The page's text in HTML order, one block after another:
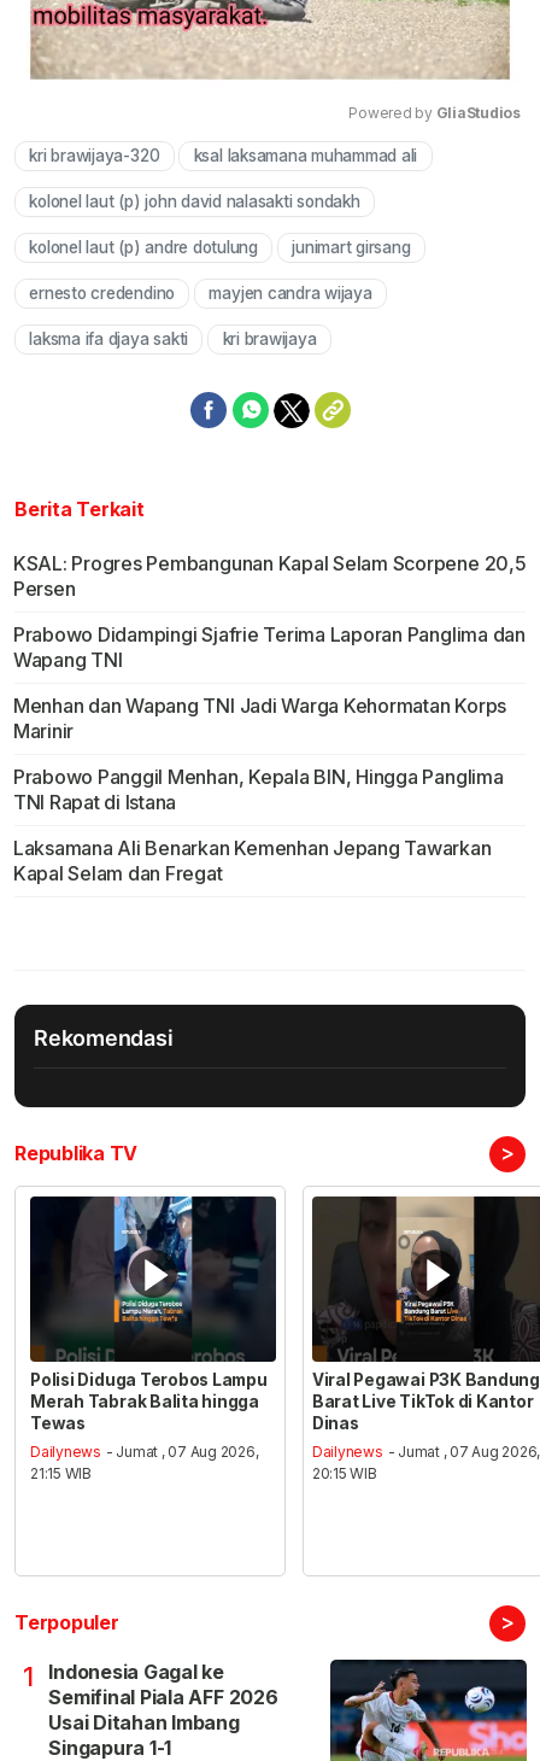
Powered by GliaStudios
kri brawijaya-320 ksal laksamana muhammad ali
kolonel laut (p) john david nalasakti sondakh
kolonel laut (p) andre dotulung junimart girsang
ernesto credendino mayjen candra wijaya
laksma ifa djaya sakti kri brawijaya
Berita Terkait
KSAL: Progres Pembangunan Kapal Selam Scorpene 20,5
Persen
Prabowo Didampingi Sjafrie Terima Laporan Panglima dan
Wapang TNI
Menhan dan Wapang TNI Jadi Warga Kehormatan Korps
Marinir
Prabowo Panggil Menhan, Kepala BIN, Hingga Panglima
TNI Rapat di Istana
Laksamana Ali Benarkan Kemenhan Jepang Tawarkan
Kapal Selam dan Fregat
Rekomendasi
Republika TV >
Polisi Diduga Terobos Lampu
Merah Tabrak Balita hingga
Tewas
Dailynews - Jumat , 07 Aug 2026,
21:15 WIB
Viral Pegawai P3K Bandung
Barat Live TikTok di Kantor
Dinas
Dailynews - Jumat , 07 Aug 2026,
20:15 WIB
Terpopuler >
1
Indonesia Gagal ke
Semifinal Piala AFF 2026
Usai Ditahan Imbang
Singapura 1-1